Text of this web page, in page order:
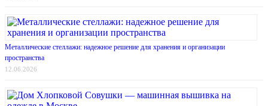
Металлические стеллажи: надежное решение для хранения и организации
пространства
12.06.2026